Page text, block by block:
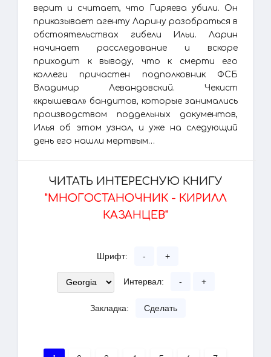
верит и считает, что Гиряева убили. Он
приказывает агенту Ларину разобраться в
обстоятельствах гибели Ильи. Ларин
начинает расследование и вскоре
приходит к выводу, что к смерти его
коллеги причастен подполковник ФСБ
Владимир Левандовский. Чекист
«крышевал» бандитов, которые занимались
производством поддельных документов,
Илья об этом узнал, и уже на следующий
день его нашли мертвым…
ЧИТАТЬ ИНТЕРЕСНУЮ КНИГУ
"МНОГОСТАНОЧНИК - КИРИЛЛ
КАЗАНЦЕВ"
Шрифт: - +
Интервал: - +
Закладка: Сделать